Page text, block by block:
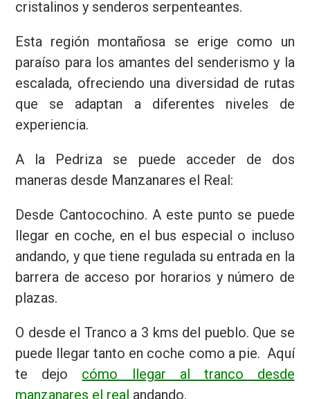
cristalinos y senderos serpenteantes.
Esta región montañosa se erige como un
paraíso para los amantes del senderismo y la
escalada, ofreciendo una diversidad de rutas
que se adaptan a diferentes niveles de
experiencia.
A la Pedriza se puede acceder de dos
maneras desde Manzanares el Real:
Desde Cantocochino. A este punto se puede
llegar en coche, en el bus especial o incluso
andando, y que tiene regulada su entrada en la
barrera de acceso por horarios y número de
plazas.
O desde el Tranco a 3 kms del pueblo. Que se
puede llegar tanto en coche como a pie. Aquí
te dejo cómo llegar al tranco desde
manzanares el real andando.